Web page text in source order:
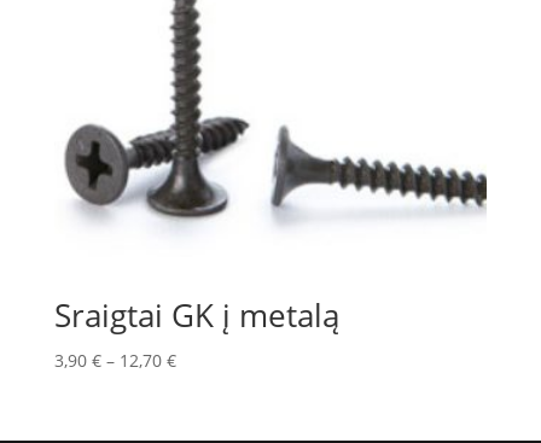
Sraigtai GK į metalą
3,90 €– 12,70 €